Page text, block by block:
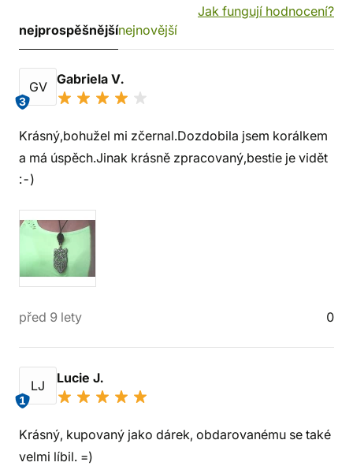
Jak fungují hodnocení?
nejprospěšnějšínejnovější
GV
3
Gabriela V.
Krásný,bohužel mi zčernal.Dozdobila jsem korálkem
a má úspěch.Jinak krásně zpracovaný,bestie je vidět
:-)
před 9 lety 0
LJ
1
Lucie J.
Krásný, kupovaný jako dárek, obdarovanému se také
velmi líbil. =)